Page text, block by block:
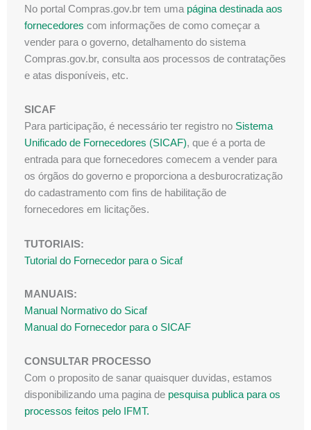
No portal Compras.gov.br tem uma página destinada aos
fornecedores com informações de como começar a
vender para o governo, detalhamento do sistema
Compras.gov.br, consulta aos processos de contratações
e atas disponíveis, etc.
SICAF
Para participação, é necessário ter registro no Sistema
Unificado de Fornecedores (SICAF), que é a porta de
entrada para que fornecedores comecem a vender para
os órgãos do governo e proporciona a desburocratização
do cadastramento com fins de habilitação de
fornecedores em licitações.
TUTORIAIS:
Tutorial do Fornecedor para o Sicaf
MANUAIS:
Manual Normativo do Sicaf
Manual do Fornecedor para o SICAF
CONSULTAR PROCESSO
Com o proposito de sanar quaisquer duvidas, estamos
disponibilizando uma pagina de pesquisa publica para os
processos feitos pelo IFMT.